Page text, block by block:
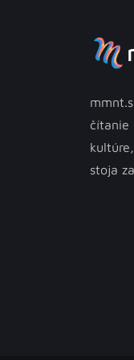
čítanie
stoja